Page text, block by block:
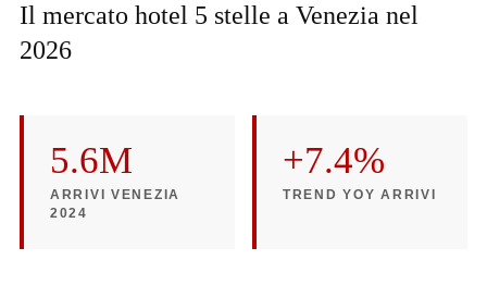
Il mercato hotel 5 stelle a Venezia nel
2026
5.6M
ARRIVI VENEZIA
2024
+7.4%
TREND YOY ARRIVI